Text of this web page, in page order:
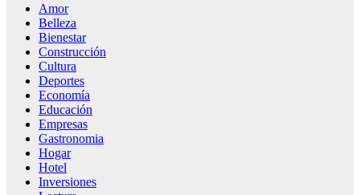
Amor
Belleza
Bienestar
Construcción
Cultura
Deportes
Economía
Educación
Empresas
Gastronomia
Hogar
Hotel
Inversiones